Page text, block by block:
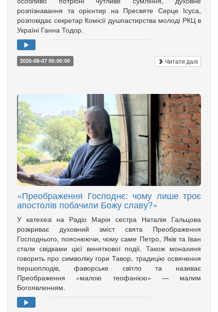
розпізнавання та орієнтир на Пресвяте Серце Ісуса,
розповідає секретар Комісії душпастирства молоді РКЦ в
Україні Ганна Тодор.
2026-08-07 00:00:00 Читати далі
«Преображення Господнє: чому лише троє
апостолів побачили Божу славу?»
У катехезі на Радіо Марія сестра Наталія Гальцова
розкриває духовний зміст свята Преображення
Господнього, пояснюючи, чому саме Петро, Яків та Іван
стали свідками цієї виняткової події. Також монахиня
говорить про символіку гори Тавор, традицію освячення
першоплодів, фаворське світло та називає
Преображення «малою теофанією» — малим
Богоявленням.